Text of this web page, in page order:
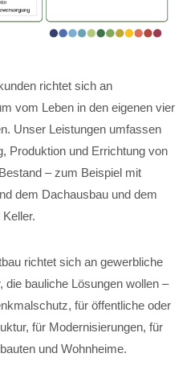
richtet sich an
vom Leben in den eigenen vier
Unser Leistungen umfassen
Produktion und Errichtung von
– zum Beispiel mit
dem Dachausbau und dem
richtet sich an gewerbliche
die bauliche Lösungen wollen –
für öffentliche oder
für Modernisierungen, für
und Wohnheime.